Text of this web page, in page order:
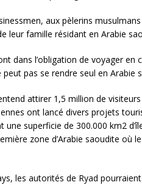
aux pèlerins
leur famille résidant en Arabie
dans l’obligation de voyager en
pas se rendre seul en Arabie
attirer 1,5 million de
ont lancé divers projets
superficie de 300.000 km2
zone d’Arabie saoudite où
les autorités de Ryad